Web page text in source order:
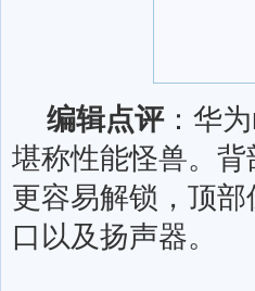
编辑点评：华
堪称性能怪兽。
更容易解锁，顶
口以及扬声器。